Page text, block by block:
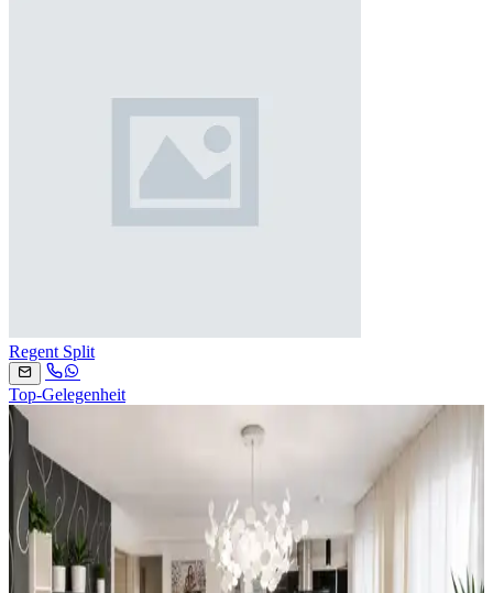
Regent Split
Top-Gelegenheit